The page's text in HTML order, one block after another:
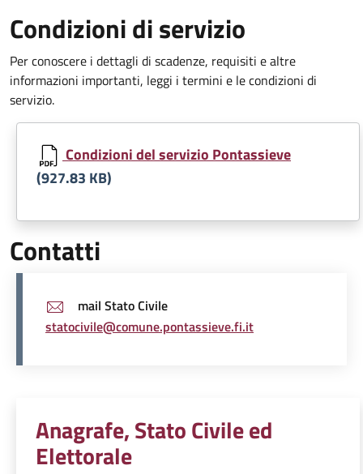
Condizioni di servizio
Per conoscere i dettagli di scadenze, requisiti e altre
informazioni importanti, leggi i termini e le condizioni di
servizio.
Document
Condizioni del servizio Pontassieve
(927.83 KB)
Contatti
mail Stato Civile
statocivile@comune.pontassieve.fi.it
Unità organizzativa
Anagrafe, Stato Civile ed
Elettorale